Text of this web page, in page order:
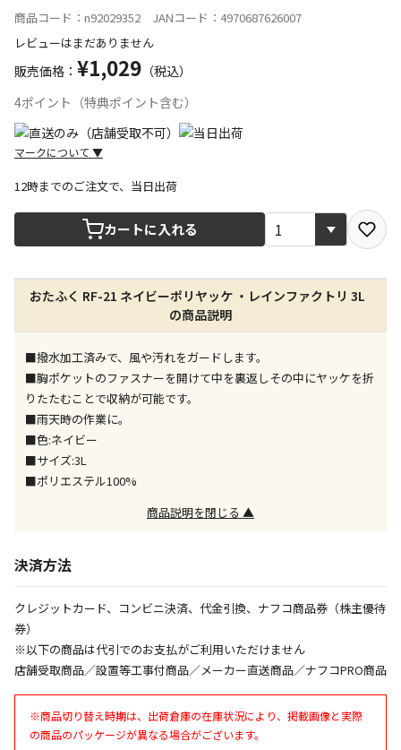
商品コード：n92029352 JANコード：4970687626007
レビューはまだありません
販売価格： ¥1,029 （税込）
4ポイント（特典ポイント含む）
マークについて ▼
宅配や店舗受取を選択できる商品です
店舗のみで受取できる商品です（宅配便でのお届けが
できません）
※同時購入の商品は、全て同じ店舗での受取となりま
す
特定の店舗のみで受取ができる商品です（宅配便での
お届けができません）
※同時購入の商品は、全て同じ店舗での受取となりま
す
※ほか商品との同時購入はできません。お手数です
が、ご購入手続きを分けてお買い求めください
※支払い方法の代金引換は選択できません。
同時購入が可能です
午前9時までのご注文確定した商品については、当日に
出荷いたします。
ため、通常よりお時間をいただく場合がございます。
また、日曜・祝日や年末年始などの長期休業期間中
は、休業明けからの出荷対応となります。
12時までのご注文で、当日出荷
カートに入れる
おたふく RF-21 ネイビーポリヤッケ ・レインファクトリ 3L
の商品説明
■撥水加工済みで、風や汚れをガードします。
■胸ポケットのファスナーを開けて中を裏返しその中にヤッケを折
りたたむことで収納が可能です。
■雨天時の作業に。
■色:ネイビー
■サイズ:3L
■ポリエステル100%
商品説明を閉じる ▲
決済方法
クレジットカード、コンビニ決済、代金引換、ナフコ商品券（株主優待
券）
※以下の商品は代引でのお支払がご利用いただけません
店舗受取商品／設置等工事付商品／メーカー直送商品／ナフコPRO商品
※商品切り替え時期は、出荷倉庫の在庫状況により、掲載画像と実際
の商品のパッケージが異なる場合がございます。